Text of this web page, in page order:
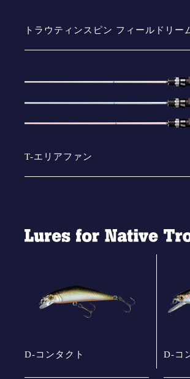
トラウティンスピン フィールドリー
T-エリアファン
D-コンタクト D-コ